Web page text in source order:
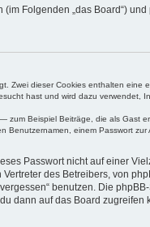
Folgenden „das Board“)
Zwei dieser Cookies enthalten eine
hast und wird dazu verwendet,
Beispiel Beiträge, die als Gast
einem Passwort
Passwort nicht auf einer
des Betreibers, von
benutzen. Die
dann auf das Board zugreifen